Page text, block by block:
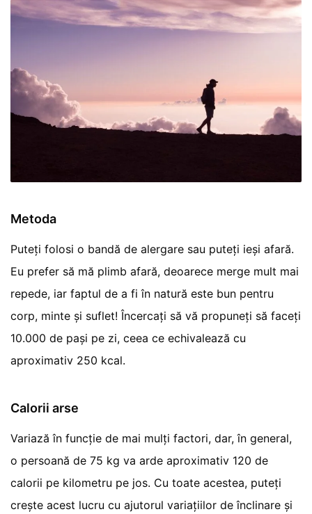
Metoda
Puteți folosi o bandă de alergare sau puteți ieși afară.
Eu prefer să mă plimb afară, deoarece merge mult mai
repede, iar faptul de a fi în natură este bun pentru
corp, minte și suflet! Încercați să vă propuneți să faceți
10.000 de pași pe zi, ceea ce echivalează cu
aproximativ 250 kcal.
Calorii arse
Variază în funcție de mai mulți factori, dar, în general,
o persoană de 75 kg va arde aproximativ 120 de
calorii pe kilometru pe jos. Cu toate acestea, puteți
crește acest lucru cu ajutorul variațiilor de înclinare și